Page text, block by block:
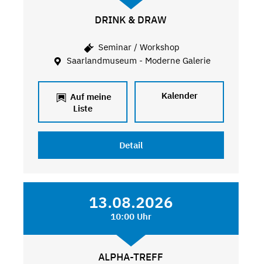
DRINK & DRAW
Seminar / Workshop
Saarlandmuseum - Moderne Galerie
Auf meine
Liste
Kalender
Detail
13.08.2026
10:00 Uhr
ALPHA-TREFF